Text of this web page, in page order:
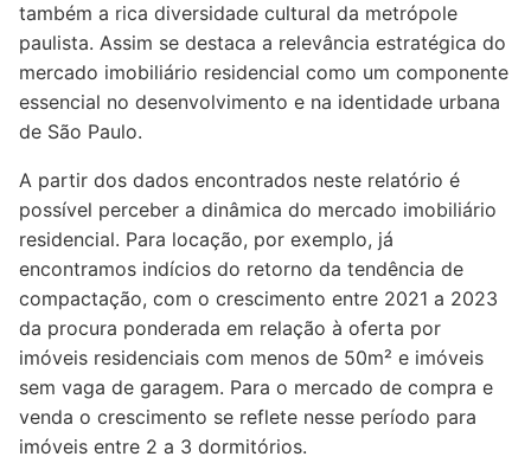
também a rica diversidade cultural da metrópole
paulista. Assim se destaca a relevância estratégica do
mercado imobiliário residencial como um componente
essencial no desenvolvimento e na identidade urbana
de São Paulo.
A partir dos dados encontrados neste relatório é
possível perceber a dinâmica do mercado imobiliário
residencial. Para locação, por exemplo, já
encontramos indícios do retorno da tendência de
compactação, com o crescimento entre 2021 a 2023
da procura ponderada em relação à oferta por
imóveis residenciais com menos de 50m² e imóveis
sem vaga de garagem. Para o mercado de compra e
venda o crescimento se reflete nesse período para
imóveis entre 2 a 3 dormitórios.